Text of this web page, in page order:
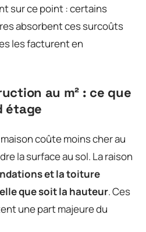
sur ce point : certains
absorbent ces surcoûts
les facturent en
au m² : ce que
étage
coûte moins cher au
la surface au sol. La raison
et la toiture
que soit la hauteur. Ces
une part majeure du